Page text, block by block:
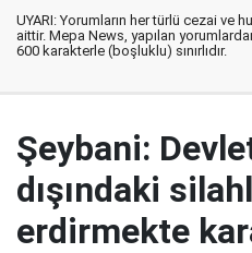
UYARI: Yorumların her türlü cezai ve
aittir. Mepa News, yapılan
600 karakterle (boşluklu) sınırlıdır.
Şeybani:
dışındaki
erdirmekte